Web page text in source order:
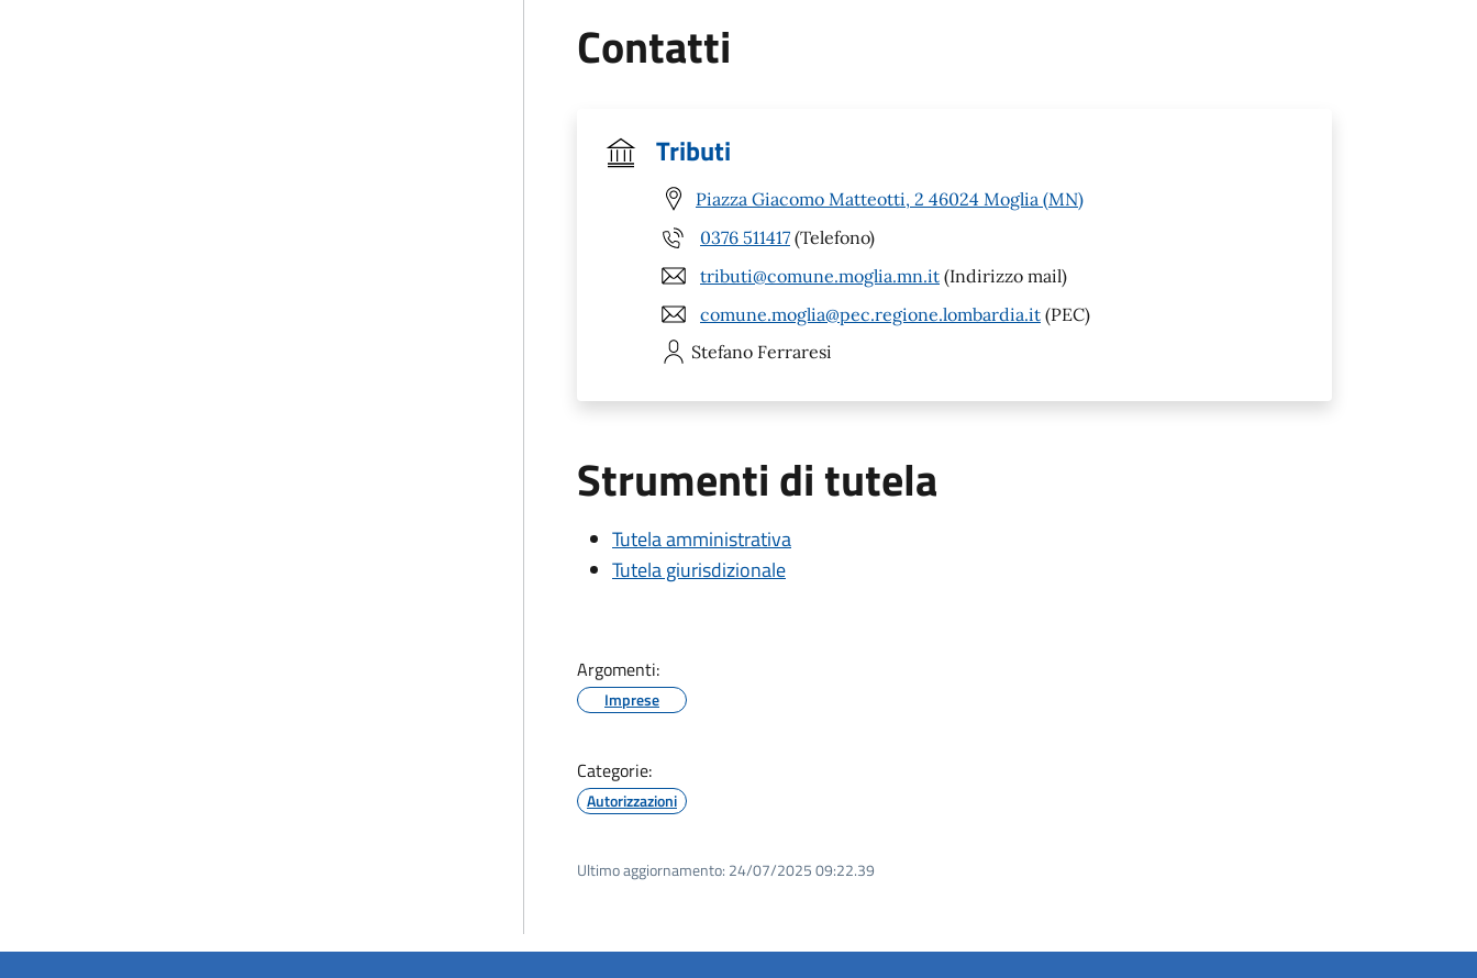
Contatti
Tributi
Piazza Giacomo Matteotti, 2 46024 Moglia (MN)
0376 511417 (Telefono)
tributi@comune.moglia.mn.it (Indirizzo mail)
comune.moglia@pec.regione.lombardia.it (PEC)
Stefano Ferraresi
Strumenti di tutela
Tutela amministrativa
Tutela giurisdizionale
Argomenti:
Imprese
Categorie:
Autorizzazioni
Ultimo aggiornamento: 24/07/2025 09:22.39